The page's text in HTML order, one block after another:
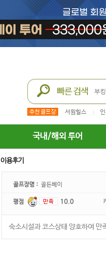
서원힐스
국내/해외 투어
이용후기
골프장명 : 골든베이
평점 10.0
숙소시설과 코스상태 양호하여 만